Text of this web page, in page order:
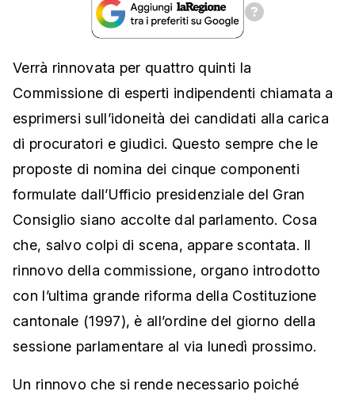
Verrà rinnovata per quattro quinti la
Commissione di esperti indipendenti chiamata a
esprimersi sull’idoneità dei candidati alla carica
di procuratori e giudici. Questo sempre che le
proposte di nomina dei cinque componenti
formulate dall’Ufficio presidenziale del Gran
Consiglio siano accolte dal parlamento. Cosa
che, salvo colpi di scena, appare scontata. Il
rinnovo della commissione, organo introdotto
con l’ultima grande riforma della Costituzione
cantonale (1997), è all’ordine del giorno della
sessione parlamentare al via lunedì prossimo.
Un rinnovo che si rende necessario poiché